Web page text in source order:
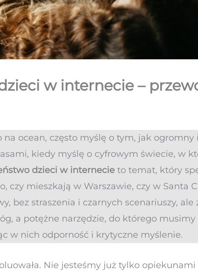
w internecie –
na ocean, często myślę o tym, jak
kiedy myślę o cyfrowym świecie, w
dzieci w internecie to temat, który
czy mieszkają w Warszawie, czy w Santa
bez straszenia i czarnych scenariuszy,
a potężne narzędzie, do którego
w nich odporność i krytyczne myślenie.
Nie jesteśmy już tylko